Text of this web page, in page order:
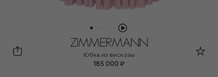
Zimmermann
Юбка из вискозы
185 000 ₽